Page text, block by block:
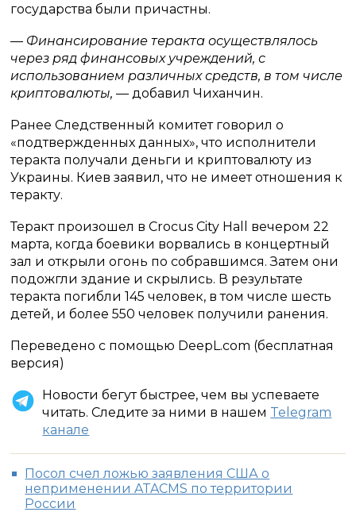
государства были причастны.
— Финансирование теракта осуществлялось
через ряд финансовых учреждений, с
использованием различных средств, в том числе
криптовалюты,— добавил Чиханчин.
Ранее Следственный комитет говорил о
«подтвержденных данных», что исполнители
теракта получали деньги и криптовалюту из
Украины. Киев заявил, что не имеет отношения к
теракту.
Теракт произошел в Crocus City Hall вечером 22
марта, когда боевики ворвались в концертный
зал и открыли огонь по собравшимся. Затем они
подожгли здание и скрылись. В результате
теракта погибли 145 человек, в том числе шесть
детей, и более 550 человек получили ранения.
Переведено с помощью DeepL.com (бесплатная
версия)
Новости бегут быстрее, чем вы успеваете
читать. Следите за ними в нашем Telegram
канале
Посол счел ложью заявления США о
неприменении ATACMS по территории
России